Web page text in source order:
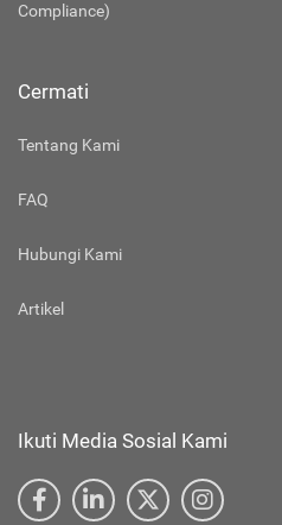
Compliance)
Cermati
Tentang Kami
FAQ
Hubungi Kami
Artikel
Ikuti Media Sosial Kami